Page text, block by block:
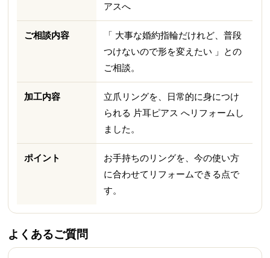
アスへ
ご相談内容
「 大事な婚約指輪だけれど、普段
つけないので形を変えたい 」との
ご相談。
加工内容
立爪リングを、日常的に身につけ
られる 片耳ピアス へリフォームし
ました。
ポイント
お手持ちのリングを、今の使い方
に合わせてリフォームできる点で
す。
よくあるご質問